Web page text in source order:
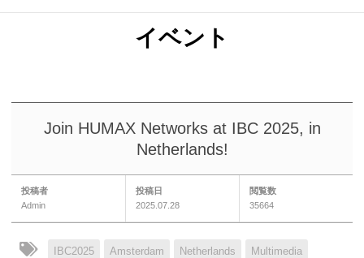
Join HUMAX Networks at IBC 2025, in
Netherlands!
投稿者
Admin
投稿日
2025.07.28
閲覧数
35664
IBC2025 Amsterdam Netherlands Multimedia